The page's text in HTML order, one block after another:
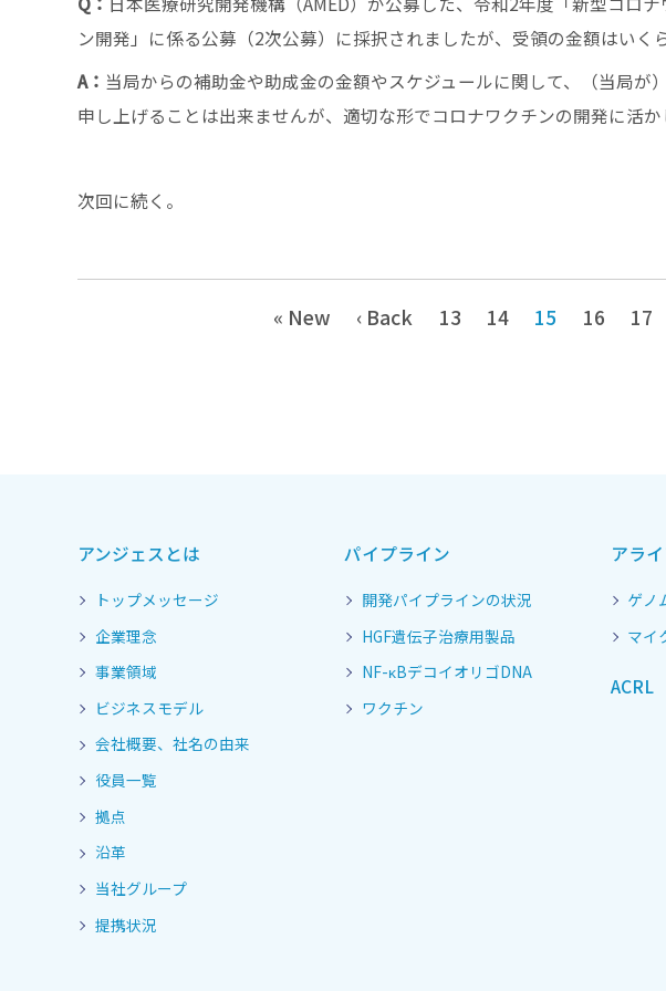
ン開発」に係る公募（2次公募）に採択されましたが、受領の金額はいく
A： 当局からの補助金や助成金の金額やスケジュールに関して、（当局
申し上げることは出来ませんが、適切な形でコロナワクチンの開発に活か
次回に続く。
« New ‹ Back 13 14 15 16 17
アンジェスとは
トップメッセージ
企業理念
事業領域
ビジネスモデル
会社概要、社名の由来
役員一覧
拠点
沿革
当社グループ
提携状況
パイプライン
開発パイプラインの状況
HGF遺伝子治療用製品
NF-κBデコイオリゴDNA
ワクチン
アラ
ゲノ
マイ
ACRL